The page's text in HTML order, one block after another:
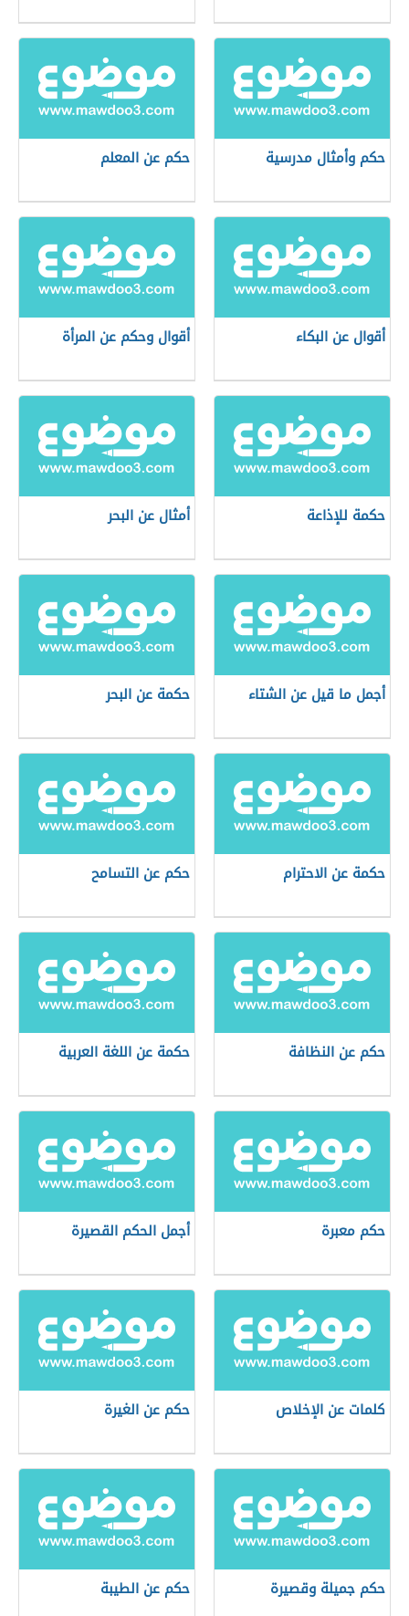
حكم وأمثال مدرسية حكم عن المعلم
أقوال عن البكاء أقوال وحكم عن المرأة
حكمة للإذاعة أمثال عن البحر
أجمل ما قيل عن الشتاء حكمة عن البحر
حكمة عن الاحترام حكم عن التسامح
حكم عن النظافة حكمة عن اللغة العربية
حكم معبرة أجمل الحكم القصيرة
كلمات عن الإخلاص حكم عن الغيرة
حكم جميلة وقصيرة حكم عن الطيبة